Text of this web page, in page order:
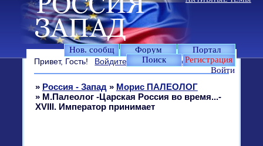
Нов. сообщ Форум
Портал
Поиск
Регистрация
Войти
Привет, Гость! Войдите илизарегистрируйтесь.
» Россия - Запад » Морис ПАЛЕОЛОГ
» М.Палеолог -Царская Россия во время...-
XVIII. Император принимает